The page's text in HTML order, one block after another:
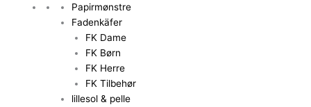
Papirmønstre
Fadenkäfer
FK Dame
FK Børn
FK Herre
FK Tilbehør
lillesol & pelle